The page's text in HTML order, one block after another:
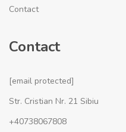
Contact
Contact
[email protected]
Str. Cristian Nr. 21 Sibiu
+40738067808